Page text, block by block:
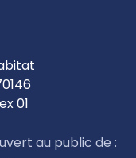
01
au public de :